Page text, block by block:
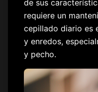
de sus
requiere un
cepillado diario es
y enredos,
y pecho.